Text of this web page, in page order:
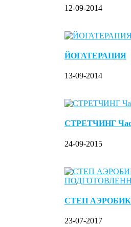
12-09-2014
ЙОГАТЕРАПИЯ
13-09-2014
СТРЕТЧИНГ
24-09-2015
СТЕП
23-07-2017